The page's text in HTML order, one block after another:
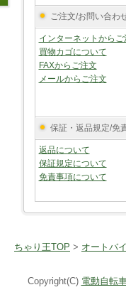
ご注文/お問い合わ
インターネットからご
買物カゴについて
FAXからご注文
メールからご注文
保証・返品規定/免
返品について
保証規定について
免責事項について
ちゃり王TOP > オートバ
Copyright(C) 電動自転